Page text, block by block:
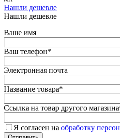
Нашли дешевле
Нашли дешевле
Ваше имя
Ваш телефон*
Электронная почта
Название товара*
Ссылка на товар другого магазина
Я согласен на обработку